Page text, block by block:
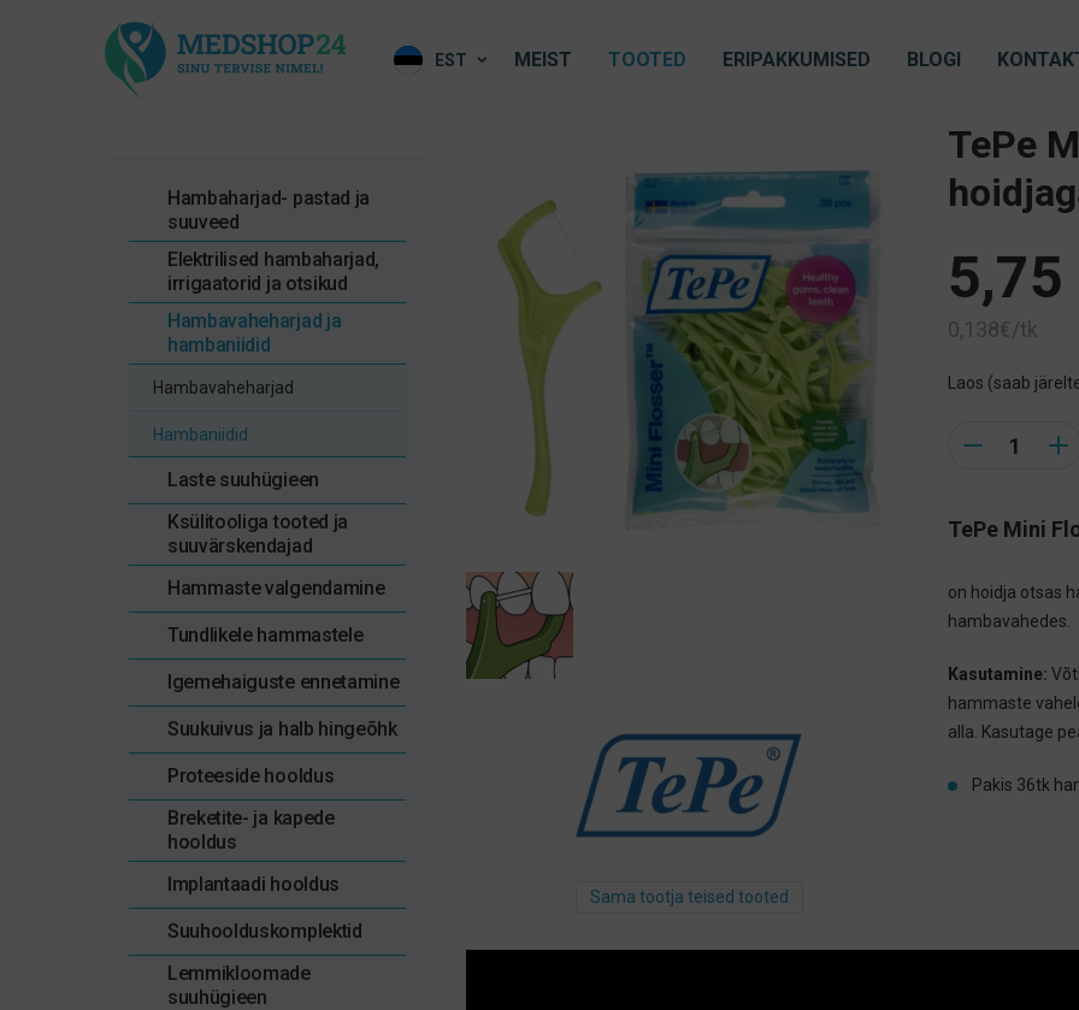
MEIST TOOTED ERIPAKKUMISED BLOGI
EST
Hambaharjad- pastad ja
suuveed
Elektrilised hambaharjad,
irrigaatorid ja otsikud
Hambavaheharjad ja
hambaniidid
Hambavaheharjad
Hambaniidid
Laste suuhügieen
Ksülitooliga tooted ja
suuvärskendajad
Hammaste valgendamine
Tundlikele hammastele
Igemehaiguste ennetamine
Suukuivus ja halb hingeõhk
Proteeside hooldus
Breketite- ja kapede
hooldus
Implantaadi hooldus
Suuhoolduskomplektid
Lemmikloomade
suuhügieen
Sama tootja teised tooted
TePe
5,75
0,138€/tk
Laos (saab
TePe Mini
on hoidja otsas
hambavahedes.
Kasutamine:
hammaste
alla. Kasutage
Pakis 36tk